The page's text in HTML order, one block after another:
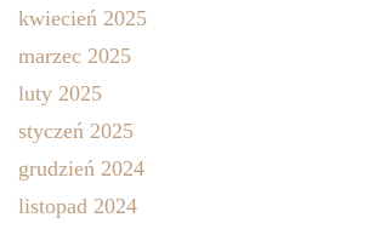
kwiecień 2025
marzec 2025
luty 2025
styczeń 2025
grudzień 2024
listopad 2024